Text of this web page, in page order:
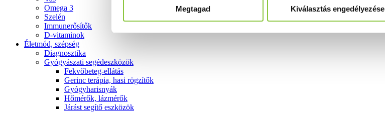
Megtagad Kiválasztás engedélyezése
Omega 3
Szelén
Immunerősítők
D-vitaminok
Életmód, szépség
Diagnosztika
Gyógyászati segédeszközök
Fekvőbeteg-ellátás
Gerinc terápia, hasi rögzítők
Gyógyharisnyák
Hőmérők, lázmérők
Járást segítő eszközök